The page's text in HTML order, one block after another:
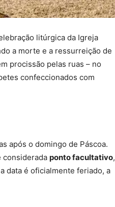
litúrgica da Igreja
a morte e a ressurreição de
procissão pelas ruas – no
confeccionados com
após o domingo de Páscoa.
considerada ponto facultativo,
data é oficialmente feriado, a